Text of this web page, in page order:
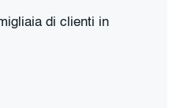
di clienti in